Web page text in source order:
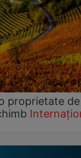
proprietate